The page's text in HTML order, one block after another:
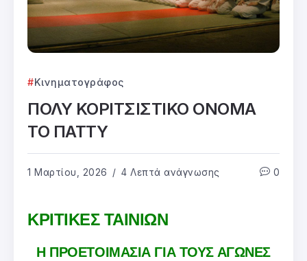
Κινηματογράφος
ΠΟΛΥ ΚΟΡΙΤΣΙΣΤΙΚΟ ΟΝΟΜΑ
ΤΟ ΠΑΤΤΥ
1 Μαρτίου, 2026 4 Λεπτά ανάγνωσης 0
ΚΡΙΤΙΚΕΣ ΤΑΙΝΙΩΝ
Η ΠΡΟΕΤΟΙΜΑΣΙΑ ΓΙΑ ΤΟΥΣ ΑΓΩΝΕΣ